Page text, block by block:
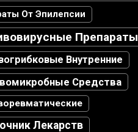
От Эпилепсии
Препараты
Внутренние
Средства
Лекарств